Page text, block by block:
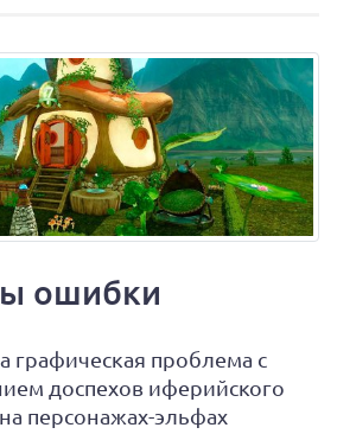
ошибки
графическая проблема с
доспехов иферийского
персонажах-эльфах